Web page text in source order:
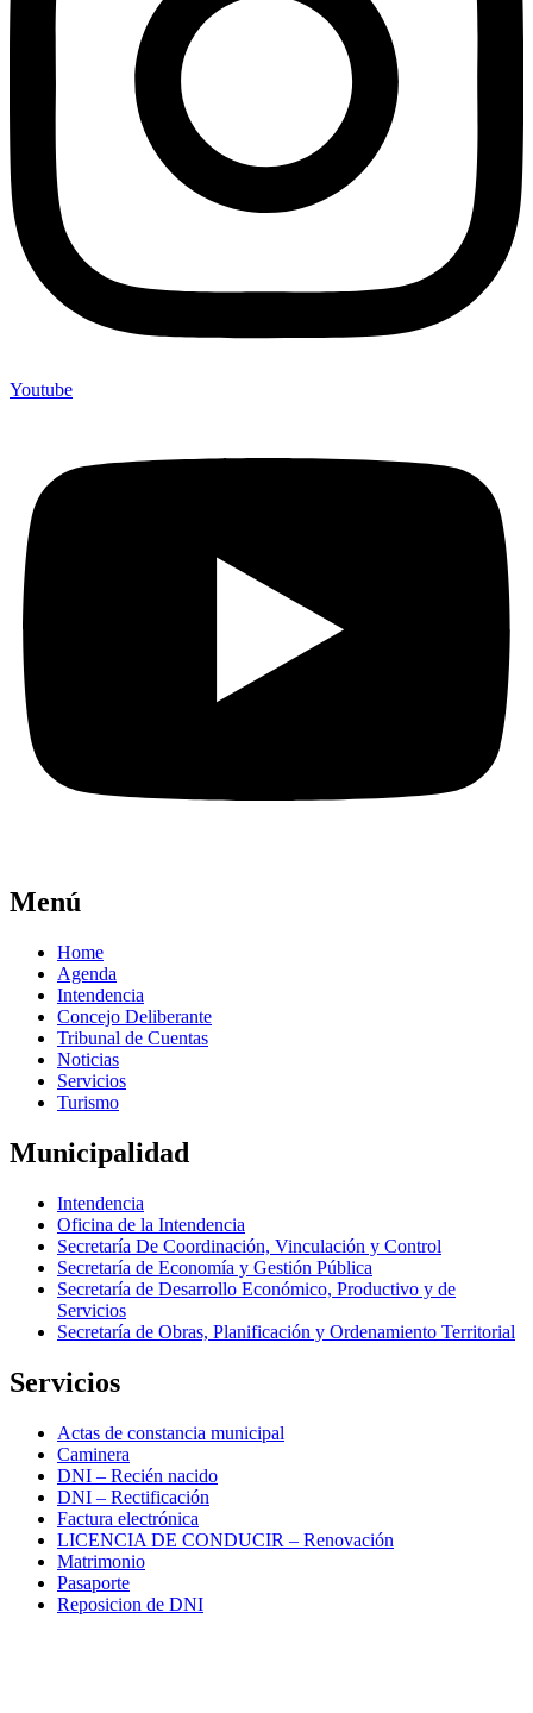
Youtube
Menú
Home
Agenda
Intendencia
Concejo Deliberante
Tribunal de Cuentas
Noticias
Servicios
Turismo
Municipalidad
Intendencia
Oficina de la Intendencia
Secretaría De Coordinación, Vinculación y Control
Secretaría de Economía y Gestión Pública
Secretaría de Desarrollo Económico, Productivo y de
Servicios
Secretaría de Obras, Planificación y Ordenamiento Territorial
Servicios
Actas de constancia municipal
Caminera
DNI – Recién nacido
DNI – Rectificación
Factura electrónica
LICENCIA DE CONDUCIR – Renovación
Matrimonio
Pasaporte
Reposicion de DNI